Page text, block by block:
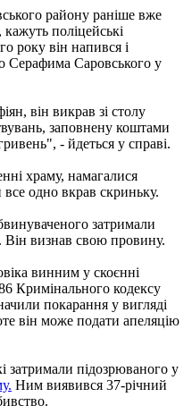
району раніше вже
поліцейські
року він напився і
Серафима Саровського у
він викрав зі столу
заповнену коштами
- йдеться у справі.
храму, намагалися
одно вкрав скриньку.
затримали
Він визнав свою провину.
винним у скоєнні
Кримінального кодексу
покарання у вигляді
він може подати апеляцію
затримали підозрюваного у
Ним виявився 37-річний